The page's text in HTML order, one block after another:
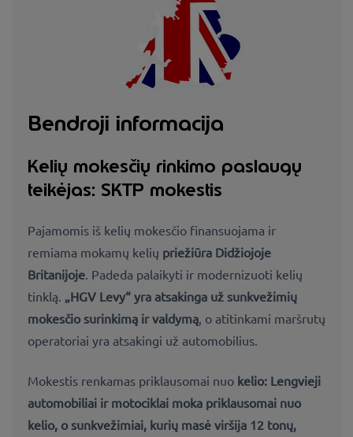
Bendroji informacija
Kelių mokesčių rinkimo paslaugų
teikėjas: SKTP mokestis
Pajamomis iš kelių mokesčio finansuojama ir
remiama mokamų kelių priežiūra Didžiojoje
Britanijoje. Padeda palaikyti ir modernizuoti kelių
tinklą. „HGV Levy“ yra atsakinga už sunkvežimių
mokesčio surinkimą ir valdymą, o atitinkami maršrutų
operatoriai yra atsakingi už automobilius.
Mokestis renkamas priklausomai nuo kelio: Lengvieji
automobiliai ir motociklai moka priklausomai nuo
kelio, o sunkvežimiai, kurių masė viršija 12 tonų,